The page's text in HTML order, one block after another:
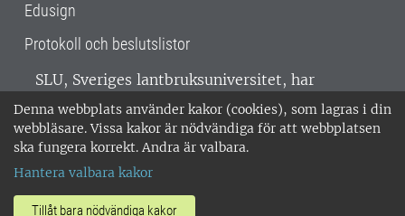
Denna webbplats använder kakor (cookies), som lagras i din
webbläsare. Vissa kakor är nödvändiga för att webbplatsen
ska fungera korrekt. Andra är valbara.
Hantera valbara kakor
Tillåt bara nödvändiga kakor
Edusign
Protokoll och beslutslistor
SLU, Sveriges lantbruksuniversitet, har
verksamhet över hela Sverige. Huvudorter är
Alnarp, Uppsala och Umeå.SLU är
miljöcertifierat enligt ISO 14001. •
018-67 10 00 • Org nr: 202100-2817 •
Om SLU:s webbplatser